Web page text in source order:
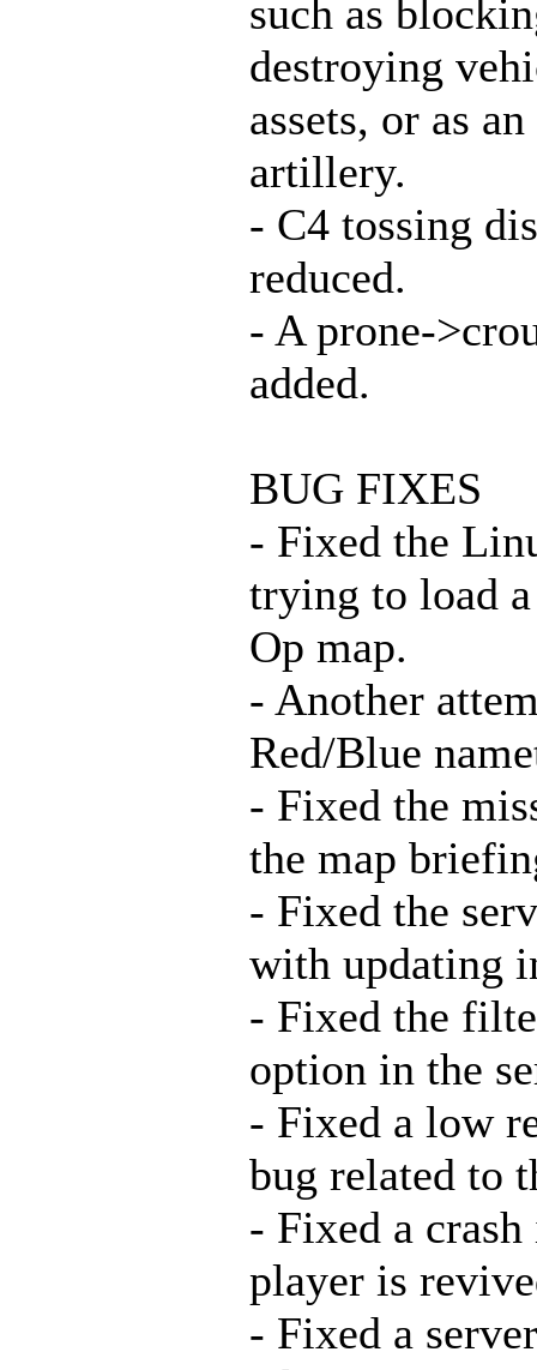
such as
destroying
assets, or as
artillery.
- C4 tossing
reduced.
- A prone-
added.
BUG FIXES
- Fixed the
trying to load
Op map.
- Another
Red/Blue
- Fixed the
the map
- Fixed the
with updating
- Fixed the
option in the
- Fixed a low
bug related to
- Fixed a
player is
- Fixed a